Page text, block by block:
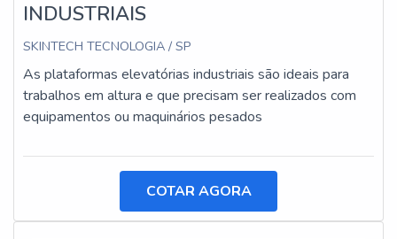
INDUSTRIAIS
SKINTECH TECNOLOGIA / SP
As plataformas elevatórias industriais são ideais para
trabalhos em altura e que precisam ser realizados com
equipamentos ou maquinários pesados
COTAR AGORA